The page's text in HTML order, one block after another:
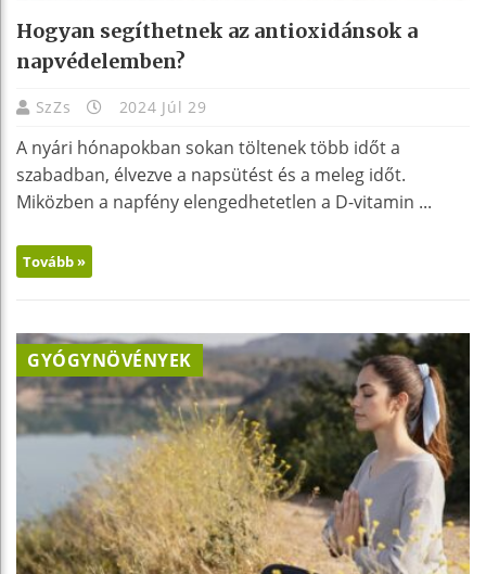
Hogyan segíthetnek az antioxidánsok a
napvédelemben?
SzZs 2024 Júl 29
A nyári hónapokban sokan töltenek több időt a
szabadban, élvezve a napsütést és a meleg időt.
Miközben a napfény elengedhetetlen a D-vitamin ...
Tovább »
GYÓGYNÖVÉNYEK